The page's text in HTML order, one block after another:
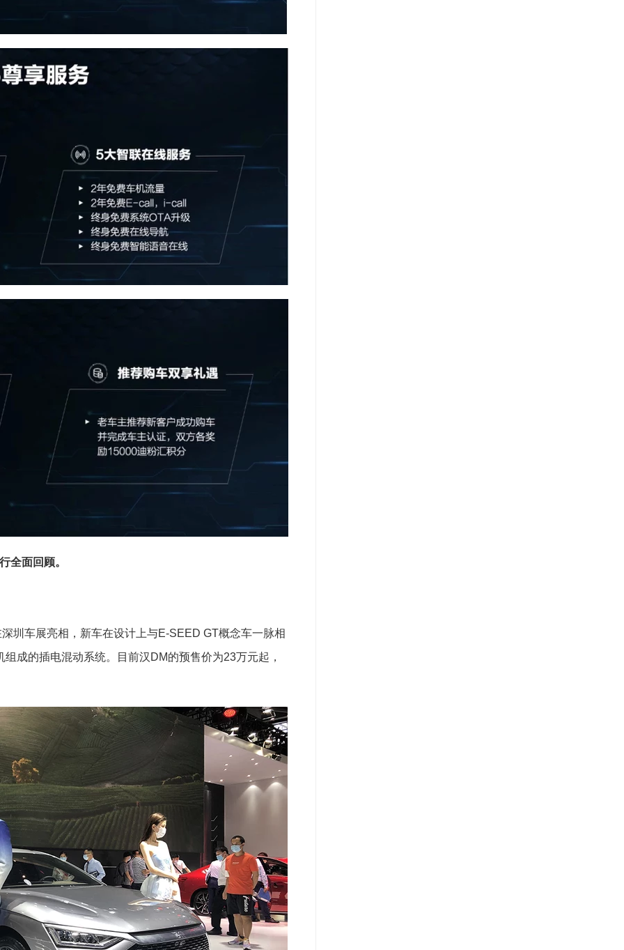
全面回顾。
圳车展亮相，新车在设计上与E-SEED GT概念车一脉相
成的插电混动系统。目前汉DM的预售价为23万元起，